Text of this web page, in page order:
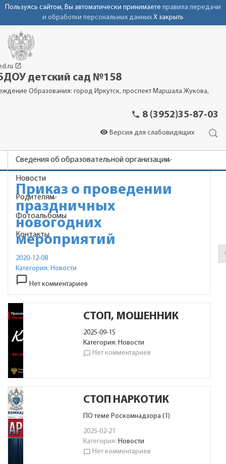
Пользуясь сайтом, Вы автоматически принимаете правила передачи
и обработки персональных данных X закрыть
launch
детский сад №158
Образования: город Иркутск, проспект Маршала Жукова,
phone 8 (3952)35-87-03
visibility Версия для слабовидящих
Сведения об образовательной организации
Новости
Родителям
Фотоальбомы
Контакты
Приказ о проведении
праздничных
новогодних
мероприятий
2020-12-08
Категория: Новости
chat_bubble_outline Нет комментариев
СТОП, МОШЕННИК
2025-09-15
Категория: Новости
chat_bubble_outline Нет комментариев
СТОП НАРКОТИК
ПО теме Роскомнадзора (1)
2025-02-21
Категория: Новости
chat_bubble_outline Нет комментариев